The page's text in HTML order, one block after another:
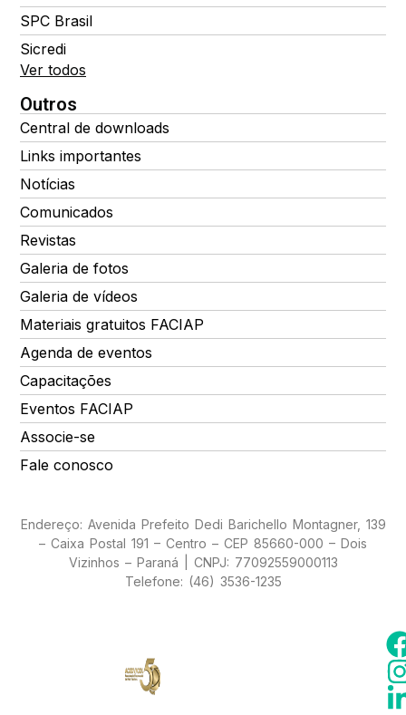
SPC Brasil
Sicredi
Ver todos
Outros
Central de downloads
Links importantes
Notícias
Comunicados
Revistas
Galeria de fotos
Galeria de vídeos
Materiais gratuitos FACIAP
Agenda de eventos
Capacitações
Eventos FACIAP
Associe-se
Fale conosco
Endereço: Avenida Prefeito Dedi Barichello Montagner, 139
– Caixa Postal 191 – Centro – CEP 85660-000 – Dois
Vizinhos – Paraná | CNPJ: 77092559000113
Telefone: (46) 3536-1235